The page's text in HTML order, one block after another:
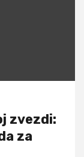
zvezdi:
za